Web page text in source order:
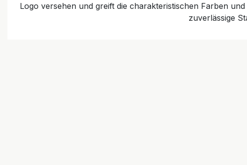
Logo versehen und greift die charakteristischen Farben
zuverlässige